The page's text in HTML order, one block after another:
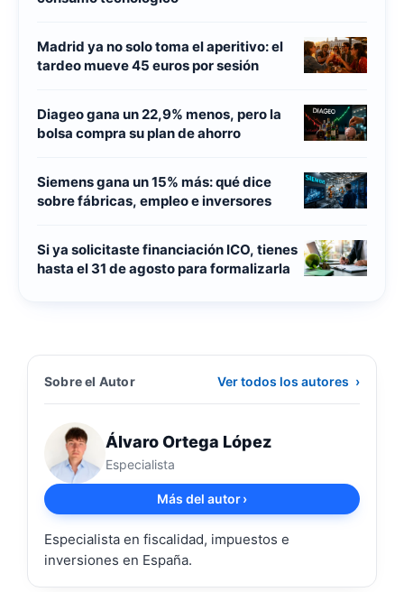
Madrid ya no solo toma el aperitivo: el
tardeo mueve 45 euros por sesión
Diageo gana un 22,9% menos, pero la
bolsa compra su plan de ahorro
Siemens gana un 15% más: qué dice
sobre fábricas, empleo e inversores
Si ya solicitaste financiación ICO, tienes
hasta el 31 de agosto para formalizarla
Sobre el Autor Ver todos los autores ›
Álvaro Ortega López
Especialista
Más del autor›
Especialista en fiscalidad, impuestos e
inversiones en España.